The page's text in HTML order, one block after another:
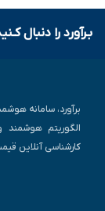
بـرآورد را دنبال
برآورد، سامانه
الگوریتم هوشمند
کارشناسی آنلاین